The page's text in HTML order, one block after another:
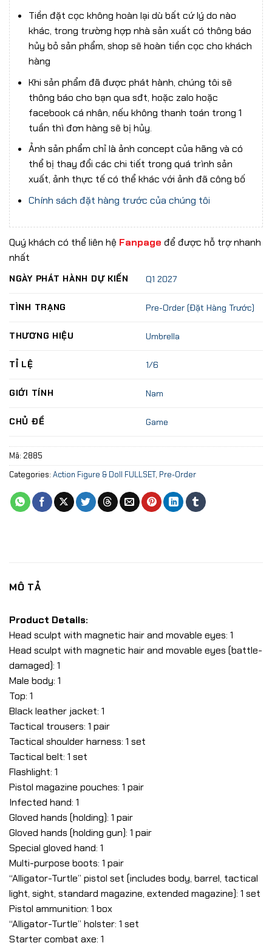
Tiền đặt cọc không hoàn lại dù bất cứ lý do nào
khác, trong trường hợp nhà sản xuất có thông báo
hủy bỏ sản phẩm, shop sẽ hoàn tiền cọc cho khách
hàng
Khi sản phẩm đã được phát hành, chúng tôi sẽ
thông báo cho bạn qua sđt, hoặc zalo hoặc
facebook cá nhân, nếu không thanh toán trong 1
tuần thì đơn hàng sẽ bị hủy.
Ảnh sản phẩm chỉ là ảnh concept của hãng và có
thể bị thay đổi các chi tiết trong quá trình sản
xuất, ảnh thực tế có thể khác với ảnh đã công bố
Chính sách đặt hàng trước của chúng tôi
Quý khách có thể liên hệ Fanpage để được hỗ trợ nhanh
nhất
NGÀY PHÁT HÀNH DỰ KIẾN Q1 2027
TÌNH TRẠNG Pre-Order (Đặt Hàng Trước)
THƯƠNG HIỆU Umbrella
TỈ LỆ 1/6
GIỚI TÍNH Nam
CHỦ ĐỀ Game
Mã: 2885
Categories: Action Figure & Doll FULLSET, Pre-Order
MÔ TẢ
Product Details:
Head sculpt with magnetic hair and movable eyes: 1
Head sculpt with magnetic hair and movable eyes (battle-
damaged): 1
Male body: 1
Top: 1
Black leather jacket: 1
Tactical trousers: 1 pair
Tactical shoulder harness: 1 set
Tactical belt: 1 set
Flashlight: 1
Pistol magazine pouches: 1 pair
Infected hand: 1
Gloved hands (holding): 1 pair
Gloved hands (holding gun): 1 pair
Special gloved hand: 1
Multi-purpose boots: 1 pair
“Alligator-Turtle” pistol set (includes body, barrel, tactical
light, sight, standard magazine, extended magazine): 1 set
Pistol ammunition: 1 box
“Alligator-Turtle” holster: 1 set
Starter combat axe: 1